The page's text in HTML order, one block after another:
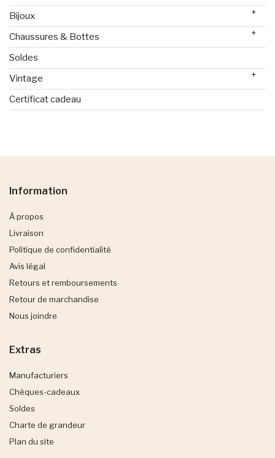
Bijoux +
Chaussures & Bottes +
Soldes
Vintage
+
Certificat cadeau
Information
À propos
Livraison
Politique de confidentialité
Avis légal
Retours et remboursements
Retour de marchandise
Nous joindre
Extras
Manufacturiers
Chèques-cadeaux
Soldes
Charte de grandeur
Plan du site